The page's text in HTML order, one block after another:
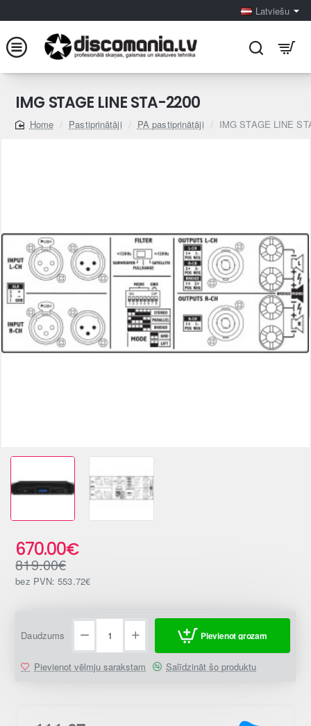
Latviešu
IMG STAGE LINE STA-2200
home
Pastiprinātāji PA pastiprinātāji IMG STAGE LINE
-18%
670.00€
819.00€
bez PVN: 553.72€
Daudzums Pievienot grozam
Pievienot vēlmju sarakstam Salīdzināt šo produktu